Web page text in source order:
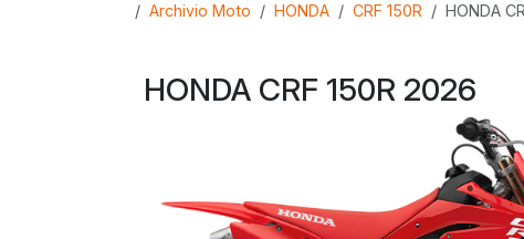
Archivio Moto HONDA CRF 150R HONDA
HONDA CRF 150R 2026